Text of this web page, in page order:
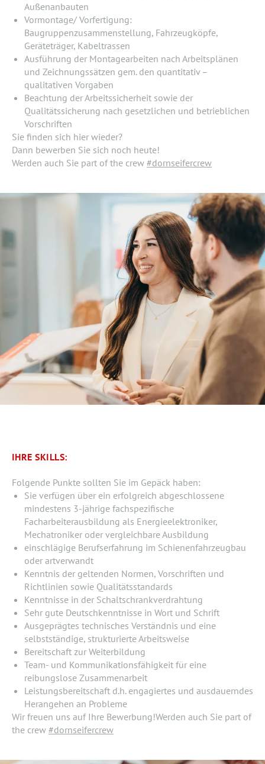
Außenanbauten
Vormontage/ Vorfertigung:
Baugruppenzusammenstellung, Fahrzeugköpfe,
Geräteträger, Kabeltrassen
Ausführung der Montagearbeiten nach Arbeitsplänen
und Zeichnungssätzen gem. den quantitativ –
qualitativen Vorgaben
Beachtung der Arbeitssicherheit sowie der
Qualitätssicherung nach gesetzlichen und betrieblichen
Vorschriften
Sie finden sich hier wieder?
Dann bewerben Sie sich noch heute!
Werden auch Sie part of the crew #dornseifercrew
IHRE SKILLS:
Folgende Punkte sollten Sie im Gepäck haben:
Sie verfügen über ein erfolgreich abgeschlossene
mindestens 3-jährige fachspezifische
Facharbeiterausbildung als Energieelektroniker,
Mechatroniker oder vergleichbare Ausbildung
einschlägige Berufserfahrung im Schienenfahrzeugbau
oder artverwandt
Kenntnis der geltenden Normen, Vorschriften und
Richtlinien sowie Qualitätsstandards
Kenntnisse in der Schaltschrankverdrahtung
Sehr gute Deutschkenntnisse in Wort und Schrift
Ausgeprägtes technisches Verständnis und eine
selbstständige, strukturierte Arbeitsweise
Bereitschaft zur Weiterbildung
Team- und Kommunikationsfähigkeit für eine
reibungslose Zusammenarbeit
Leistungsbereitschaft d.h. engagiertes und ausdauerndes
Herangehen an Probleme
Wir freuen uns auf Ihre Bewerbung!Werden auch Sie part of
the crew #dornseifercrew